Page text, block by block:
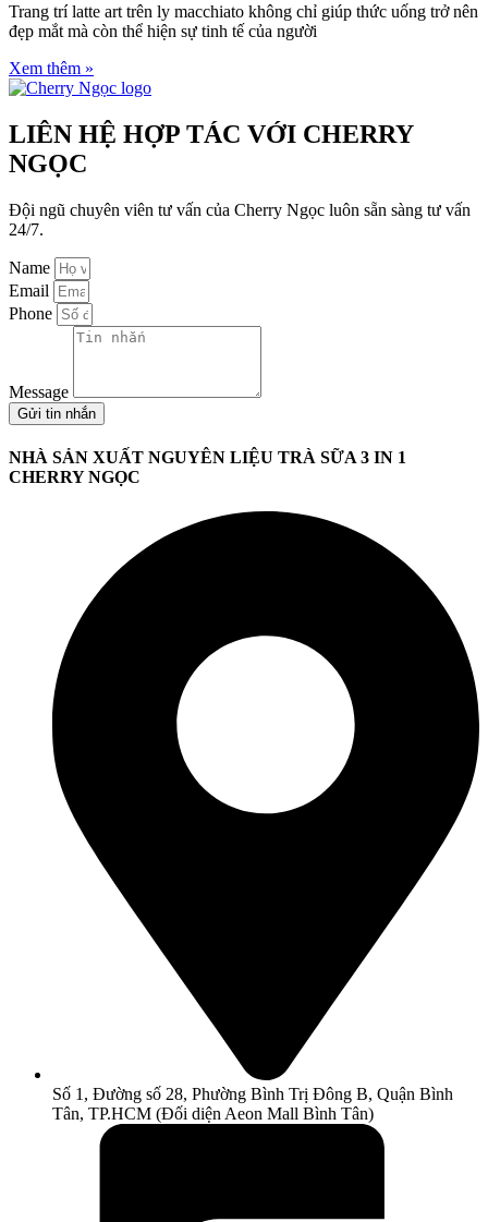
Trang trí latte art trên ly macchiato không chỉ giúp thức uống trở nên
đẹp mắt mà còn thể hiện sự tinh tế của người
Xem thêm »
LIÊN HỆ HỢP TÁC VỚI CHERRY
NGỌC
Đội ngũ chuyên viên tư vấn của Cherry Ngọc luôn sẵn sàng tư vấn
24/7.
Name
Email
Phone
Message
Gửi tin nhắn
NHÀ SẢN XUẤT NGUYÊN LIỆU TRÀ SỮA 3 IN 1
CHERRY NGỌC
Số 1, Đường số 28, Phường Bình Trị Đông B, Quận Bình
Tân, TP.HCM (Đối diện Aeon Mall Bình Tân)